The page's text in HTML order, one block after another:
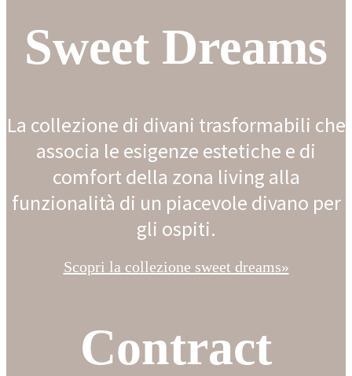
Sweet Dreams
La collezione di divani trasformabili che
associa le esigenze estetiche e di
comfort della zona living alla
funzionalità di un piacevole divano per
gli ospiti.
Scopri la collezione sweet dreams»
Contract